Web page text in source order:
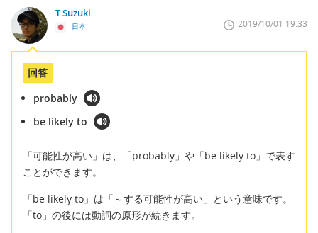
T Suzuki
日本 2019/10/01 19:33
回答
probably
be likely to
「可能性が高い」は、「probably」や「be likely to」で表す
ことができます。
「be likely to」は「～する可能性が高い」という意味です。
「to」の後には動詞の原形が続きます。